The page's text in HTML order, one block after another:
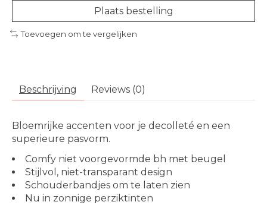
Plaats bestelling
Toevoegen om te vergelijken
Beschrijving Reviews (0)
Bloemrijke accenten voor je decolleté en een
superieure pasvorm.
Comfy niet voorgevormde bh met beugel
Stijlvol, niet-transparant design
Schouderbandjes om te laten zien
Nu in zonnige perziktinten